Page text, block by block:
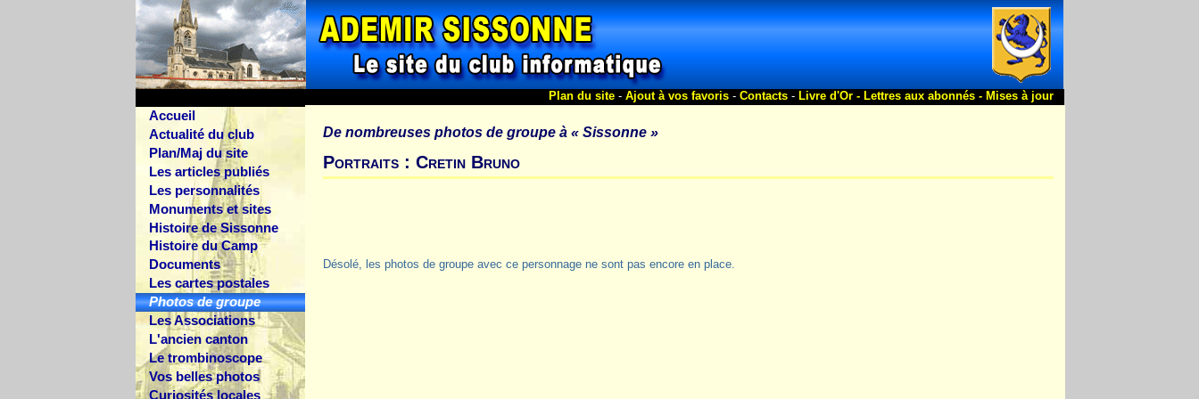
Accueil
Actualité du club
Plan/Maj du site
Les articles publiés
Les personnalités
Monuments et sites
Histoire de Sissonne
Histoire du Camp
Documents
Les cartes postales
Photos de groupe
Les Associations
L'ancien canton
Le trombinoscope
Vos belles photos
Curiosités locales
Plan du site- Ajout à vos favoris- Contacts- Livre d'Or - Lettres aux abonnés - Mises à jour
De nombreuses photos de groupe à « Sissonne »
Portraits : Cretin Bruno
Désolé, les photos de groupe avec ce personnage ne sont pas encore en place.